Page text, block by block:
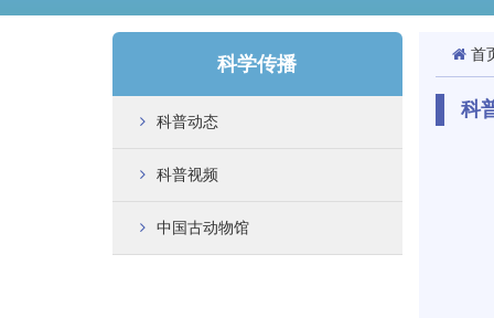
科学传播
科普动态
科普视频
中国古动物馆
首
科